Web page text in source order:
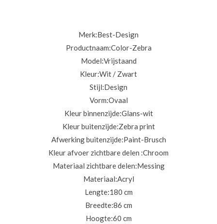
Merk:Best-Design
Productnaam:Color-Zebra
Model:Vrijstaand
Kleur:Wit / Zwart
Stijl:Design
Vorm:Ovaal
Kleur binnenzijde:Glans-wit
Kleur buitenzijde:Zebra print
Afwerking buitenzijde:Paint-Brusch
Kleur afvoer zichtbare delen :Chroom
Materiaal zichtbare delen:Messing
Materiaal:Acryl
Lengte:180 cm
Breedte:86 cm
Hoogte:60 cm